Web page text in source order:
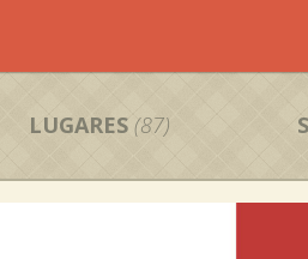
LUGARES (87)